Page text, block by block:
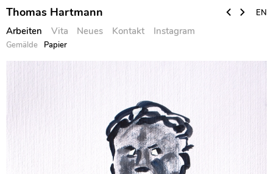
Thomas Hartmann
Arbeiten
Gemälde Papier
Vita Neues Kontakt Instagram
EN